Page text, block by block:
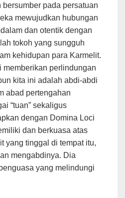
pada persatuan
mewujudkan hubungan
dan otentik dengan
tokoh yang sungguh
kehidupan para Karmelit.
memberikan perlindungan
kita ini adalah abdi-abdi
abad pertengahan
“tuan” sekaligus
dengan Domina Loci
dan berkuasa atas
yang tinggal di tempat itu,
mengabdinya. Dia
yang melindungi